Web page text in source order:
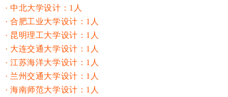
· 中北大学设计：1人
· 合肥工业大学设计：1人
· 昆明理工大学设计：1人
· 大连交通大学设计：1人
·江苏海洋大学设计 ：1人
· 兰州交通大学设计：1人
·海南师范大学设计：1人